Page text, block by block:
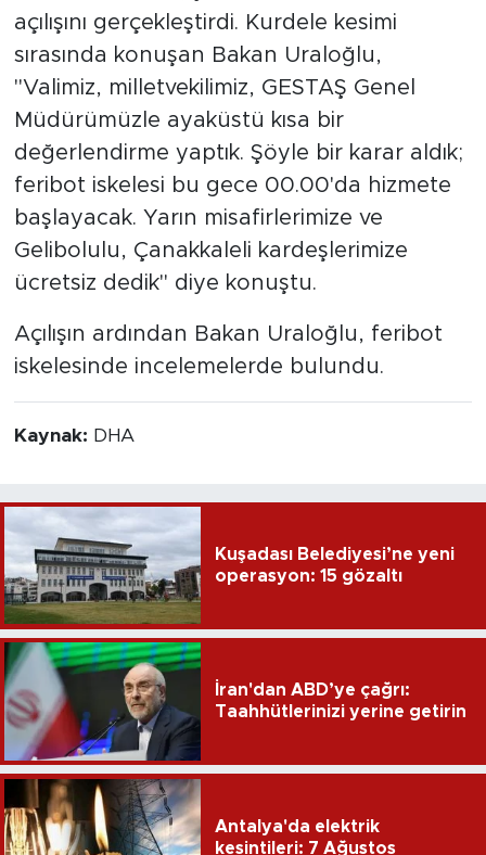
açılışını gerçekleştirdi. Kurdele kesimi
sırasında konuşan Bakan Uraloğlu,
"Valimiz, milletvekilimiz, GESTAŞ Genel
Müdürümüzle ayaküstü kısa bir
değerlendirme yaptık. Şöyle bir karar aldık;
feribot iskelesi bu gece 00.00'da hizmete
başlayacak. Yarın misafirlerimize ve
Gelibolulu, Çanakkaleli kardeşlerimize
ücretsiz dedik" diye konuştu.
Açılışın ardından Bakan Uraloğlu, feribot
iskelesinde incelemelerde bulundu.
Kaynak: DHA
Kuşadası Belediyesi’ne yeni
operasyon: 15 gözaltı
İran'dan ABD’ye çağrı:
Taahhütlerinizi yerine getirin
Antalya'da elektrik
kesintileri: 7 Ağustos